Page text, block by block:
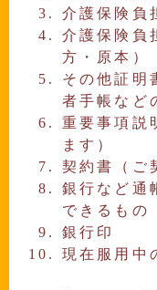
介護保険負
介護保険負
方・原本）
その他証明
者手帳など
重要事項説
ます）
契約書（ご
銀行など通
できるもの
銀行印
現在服用中